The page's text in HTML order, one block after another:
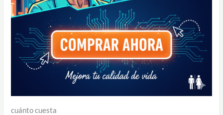
cuánto cuesta